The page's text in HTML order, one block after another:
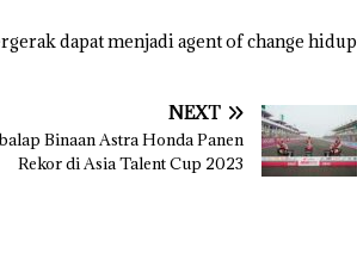
dapat menjadi agent of change hidup
NEXT
Binaan Astra Honda Panen
Rekor di Asia Talent Cup 2023